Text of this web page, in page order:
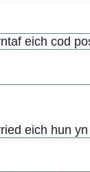
eich cod
eich hun